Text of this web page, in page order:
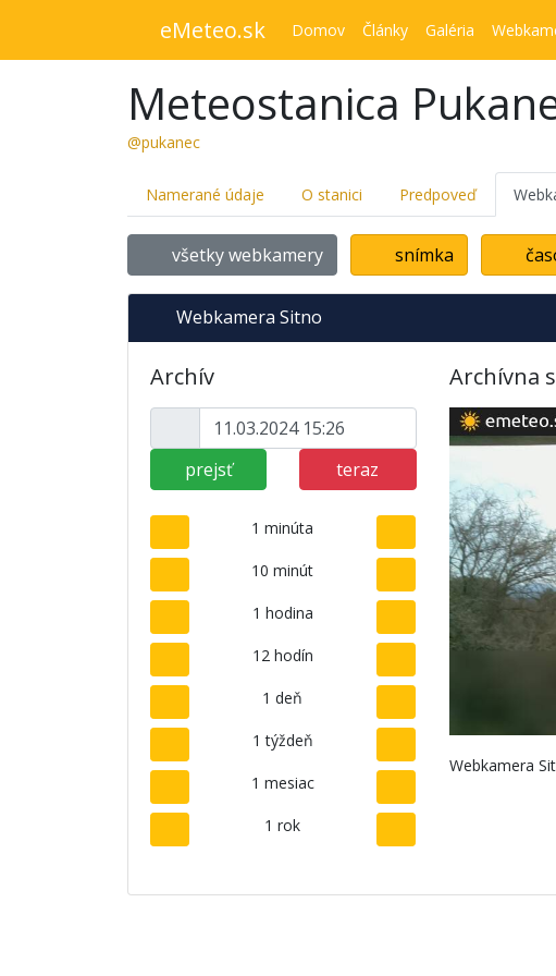
eMeteo.sk Domov Články Galéria
Meteostanica
@pukanec
Namerané údaje O stanici Predpoveď
všetky webkamery snímka
Webkamera Sitno
Archív
prejsť teraz
1 minúta
10 minút
1 hodina
12 hodín
1 deň
1 týždeň
1 mesiac
1 rok
Archívna
Webkamera